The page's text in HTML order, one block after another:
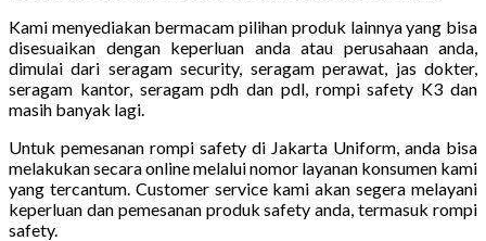
Kami menyediakan bermacam pilihan produk lainnya yang bisa
disesuaikan dengan keperluan anda atau perusahaan anda,
dimulai dari seragam security, seragam perawat, jas dokter,
seragam kantor, seragam pdh dan pdl, rompi safety K3 dan
masih banyak lagi.
Untuk pemesanan rompi safety di Jakarta Uniform, anda bisa
melakukan secara online melalui nomor layanan konsumen kami
yang tercantum. Customer service kami akan segera melayani
keperluan dan pemesanan produk safety anda, termasuk rompi
safety.